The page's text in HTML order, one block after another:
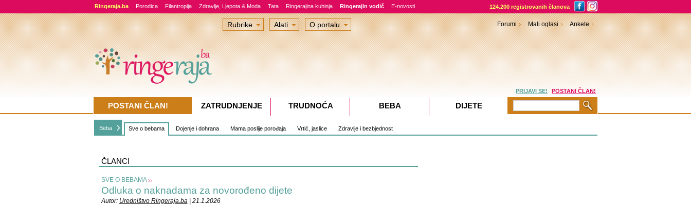
Ringeraja.ba Porodica Filantropija Zdravlje, Ljepota & Moda Tata Ringerajina kuhinja Ringerajin vodič E-novosti 124.200 registrovanih članova
Beba Sve o bebama Dojenje i dohrana Mama poslije porođaja Vrtić, jaslice Zdravlje i bezbjednost
ČLANCI
SVE O BEBAMA
Odluka o naknadama za novorođeno dijete
Autor: Uredništvo Ringeraja.ba| 21.1.2026
Rubrike Alati O portalu Forumi Mali oglasi Ankete
PRIJAVI SE! POSTANI ČLAN!
POSTANI ČLAN! ZATRUDNJENJE TRUDNOĆA BEBA DIJETE